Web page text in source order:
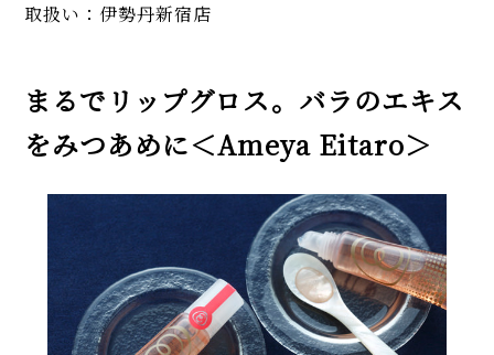
取扱い：伊勢丹新宿店
まるでリップグロス。バラのエキス
をみつあめに＜Ameya Eitaro＞